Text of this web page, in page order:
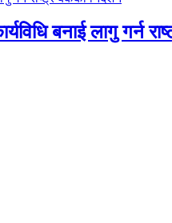
बनाई लागु गर्न